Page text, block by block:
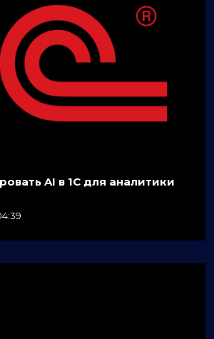
AI в 1C для аналитики